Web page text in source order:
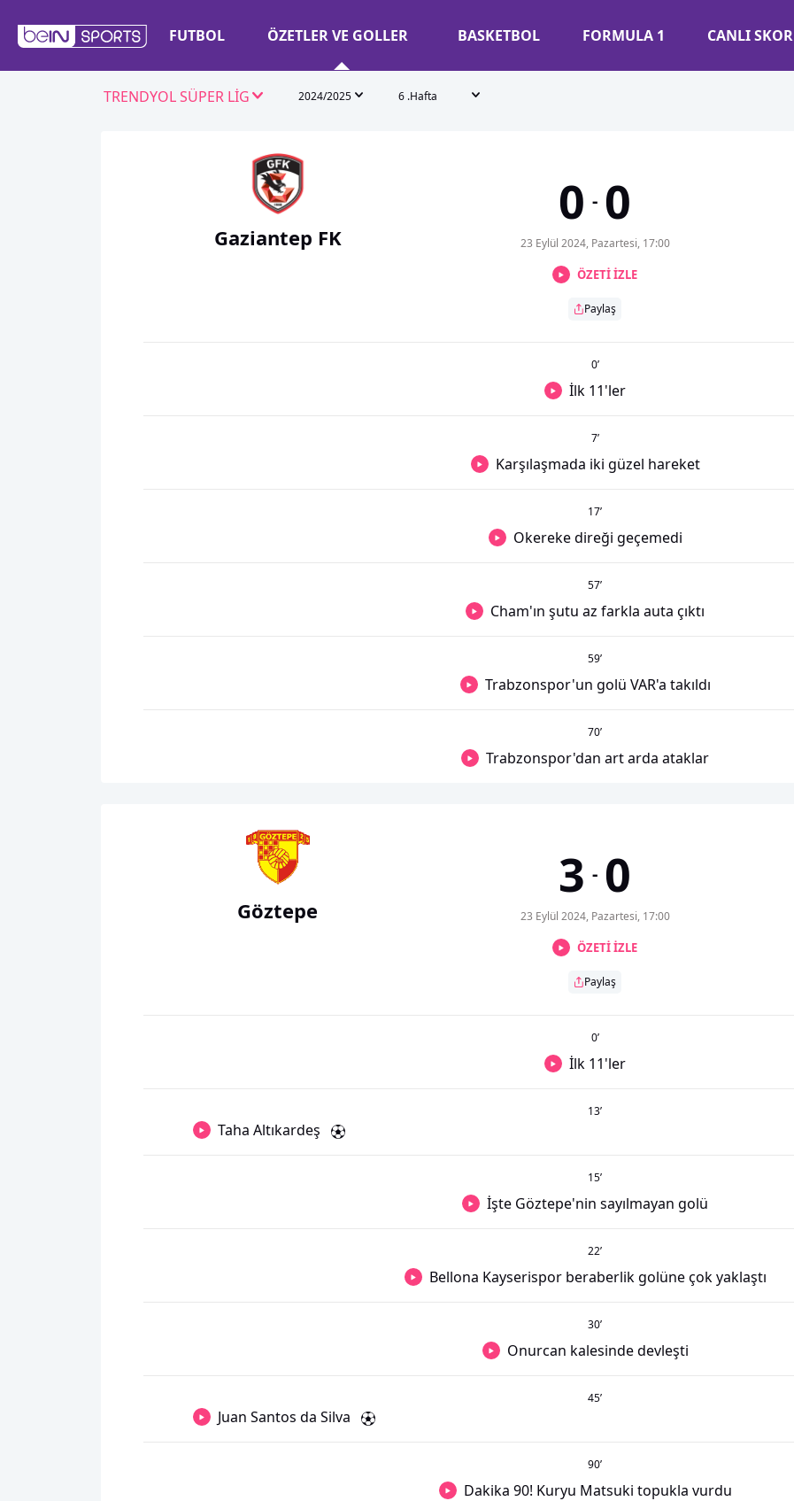
FUTBOL ÖZETLER VE GOLLER BASKETBOL FORMULA 1 CANLI SKOR
TRENDYOL SÜPER LİG 2024/2025 6 .Hafta
Gaziantep FK
0 - 0
23 Eylül 2024, Pazartesi, 17:00
ÖZETİ İZLE
Paylaş
0’
İlk 11'ler
7’
Karşılaşmada iki güzel hareket
17’
Okereke direği geçemedi
57’
Cham'ın şutu az farkla auta çıktı
59’
Trabzonspor'un golü VAR'a takıldı
70’
Trabzonspor'dan art arda ataklar
Göztepe
3 - 0
23 Eylül 2024, Pazartesi, 17:00
ÖZETİ İZLE
Paylaş
0’
İlk 11'ler
13’
Taha Altıkardeş
15’
İşte Göztepe'nin sayılmayan golü
22’
Bellona Kayserispor beraberlik golüne çok yaklaştı
30’
Onurcan kalesinde devleşti
45’
Juan Santos da Silva
90’
Dakika 90! Kuryu Matsuki topukla vurdu